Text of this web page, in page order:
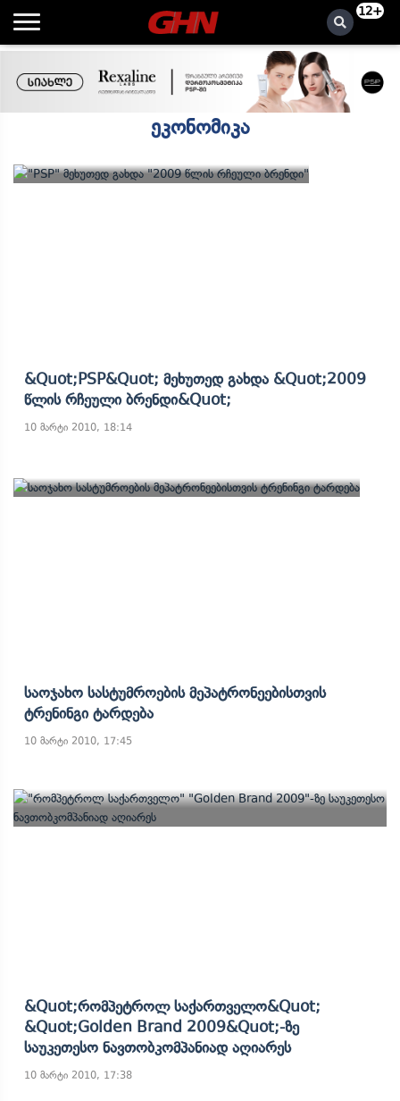
12+
ეკონომიკა
&quot;PSP&quot; Მეხუთედ Გახდა &quot;2009
Წლის Რჩეული Ბრენდი&quot;
10 მარტი 2010, 18:14
Საოჯახო Სასტუმროების Მეპატრონეებისთვის
Ტრენინგი Ტარდება
10 მარტი 2010, 17:45
&quot;რომპეტროლ Საქართველო&quot;
&quot;Golden Brand 2009&quot;-Ზე
Საუკეთესო Ნავთობკომპანიად Აღიარეს
10 მარტი 2010, 17:38